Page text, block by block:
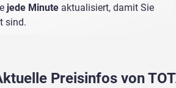
jede Minute aktualisiert, damit Sie
sind.
Preisinfos von